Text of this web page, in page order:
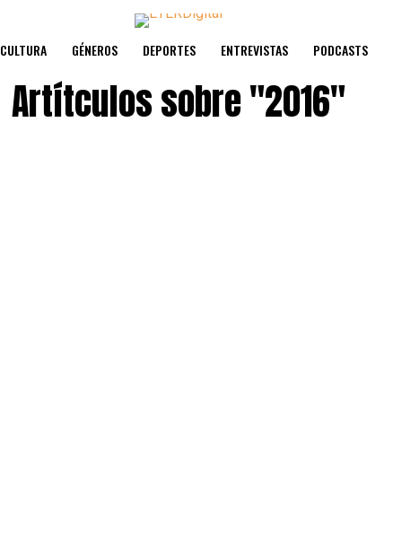
CULTURA GÉNEROS DEPORTES ENTREVISTAS PODCASTS
Artítculos sobre"2016"